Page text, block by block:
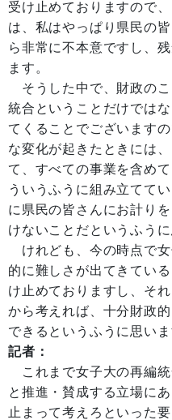
受け止めておりますので
は、私はやっぱり県民の
ら非常に不本意ですし、
ます。
そうした中で、財政の
統合ということだけでは
てくることでございます
な変化が起きたときには
て、すべての事業を含め
ういうふうに組み立てて
に県民の皆さんにお計り
けないことだというふうに
けれども、今の時点で
的に難しさが出てきてい
け止めておりますし、そ
から考えれば、十分財政
できるというふうに思いま
記者：
これまで女子大の再編統
と推進・賛成する立場に
止まって考えろといった